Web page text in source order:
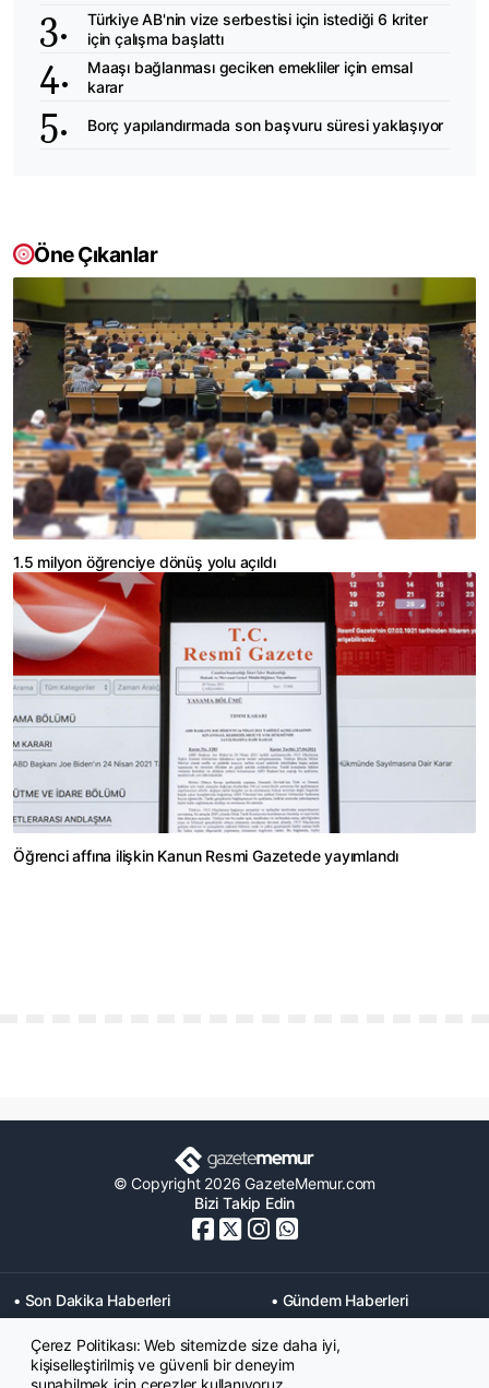
Türkiye AB'nin vize serbestisi için istediği 6 kriter
için çalışma başlattı
Maaşı bağlanması geciken emekliler için emsal
karar
Borç yapılandırmada son başvuru süresi yaklaşıyor
Öne Çıkanlar
1.5 milyon öğrenciye dönüş yolu açıldı
Öğrenci affına ilişkin Kanun Resmi Gazetede yayımlandı
© Copyright 2026 GazeteMemur.com
Bizi Takip Edin
• Son Dakika Haberleri
• Gündem Haberleri
• Memurlar Haberleri
• KPSS Haberleri
• Ekonomi Haberleri
• Eğitim Haberleri
• Yaşam Haberleri
• Maaş Verileri Haberleri
Çerez Politikası: Web sitemizde size daha iyi,
kişiselleştirilmiş ve güvenli bir deneyim
sunabilmek için çerezler kullanıyoruz.